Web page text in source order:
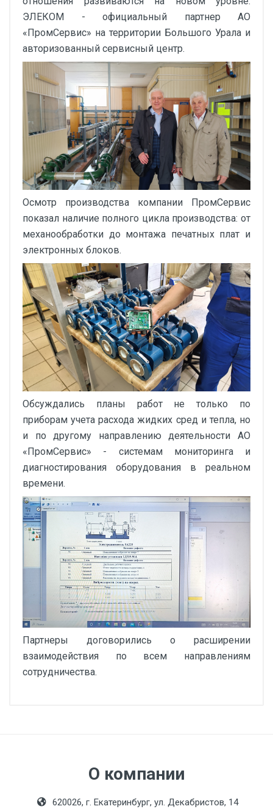
ЭЛЕКОМ - официальный партнер АО
«ПромСервис» на территории Большого Урала и
авторизованный сервисный центр.
Осмотр производства компании ПромСервис
показал наличие полного цикла производства: от
механообработки до монтажа печатных плат и
электронных блоков.
Обсуждались планы работ не только по
приборам учета расхода жидких сред и тепла, но
и по другому направлению деятельности АО
«ПромСервис» - системам мониторинга и
диагностирования оборудования в реальном
времени.
Партнеры договорились о расширении
взаимодействия по всем направлениям
сотрудничества.
О компании
620026, г. Екатеринбург, ул. Декабристов, 14